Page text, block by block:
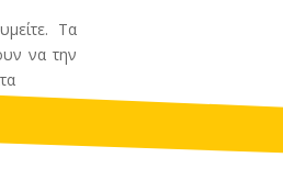
Τα
να την